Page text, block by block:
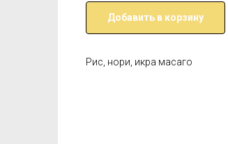
Добавить в корзину
Рис, нори, икра масаго